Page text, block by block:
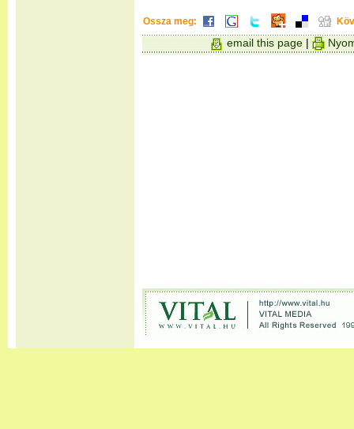
Ossza meg:
email this page |